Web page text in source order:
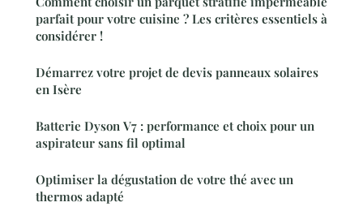
parfait pour votre cuisine ? Les critères essentiels à
considérer !
Démarrez votre projet de devis panneaux solaires
en Isère
Batterie Dyson V7 : performance et choix pour un
aspirateur sans fil optimal
Optimiser la dégustation de votre thé avec un
thermos adapté